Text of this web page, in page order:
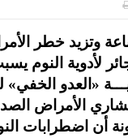
وتزيد خطر
لأدوية النوم
«العدو الخفي»
الأمراض